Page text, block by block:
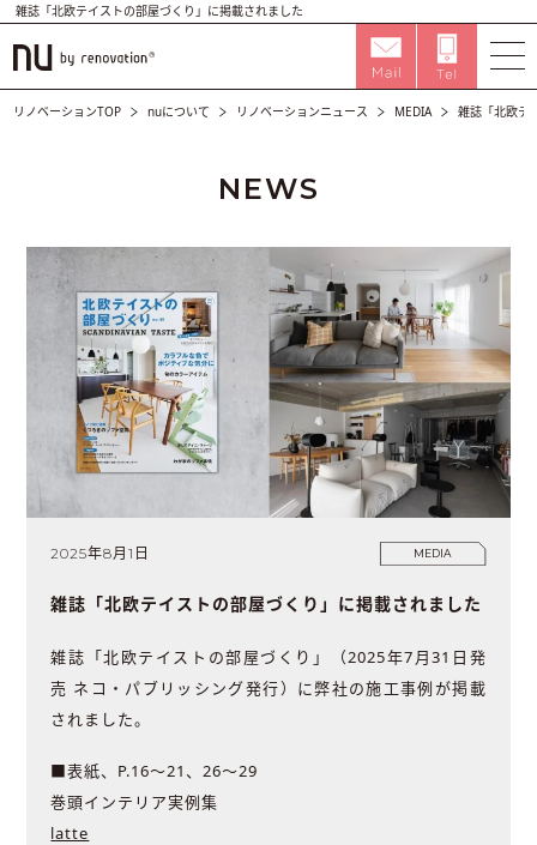
雑誌「北欧テイストの部屋づくり」に掲載されました
リノベーションTOP nuについて リノベーションニュース MEDIA 雑誌「北欧テ
NEWS
MEDIA
2025年8月1日
雑誌「北欧テイストの部屋づくり」に掲載されました
雑誌「北欧テイストの部屋づくり」（2025年7月31日発
売 ネコ・パブリッシング発行）に弊社の施工事例が掲載
されました。
■表紙、P.16〜21、26〜29
巻頭インテリア実例集
latte